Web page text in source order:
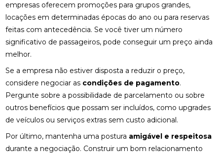
empresas oferecem promoções para grupos grandes,
locações em determinadas épocas do ano ou para reservas
feitas com antecedência. Se você tiver um número
significativo de passageiros, pode conseguir um preço ainda
melhor.
Se a empresa não estiver disposta a reduzir o preço,
considere negociar as condições de pagamento.
Pergunte sobre a possibilidade de parcelamento ou sobre
outros benefícios que possam ser incluídos, como upgrades
de veículos ou serviços extras sem custo adicional.
Por último, mantenha uma postura amigável e respeitosa
durante a negociação. Construir um bom relacionamento